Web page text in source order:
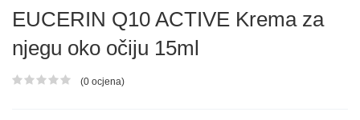
EUCERIN Q10 ACTIVE Krema za
njegu oko očiju 15ml
Ocjena proizvoda
(0 ocjena)